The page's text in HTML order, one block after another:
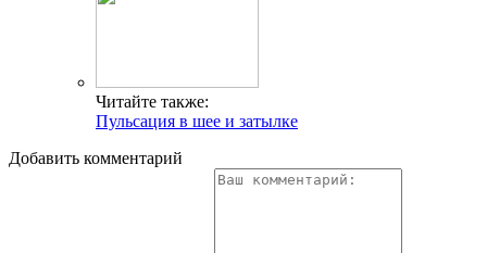
Читайте также:
Пульсация в шее и затылке
Добавить комментарий